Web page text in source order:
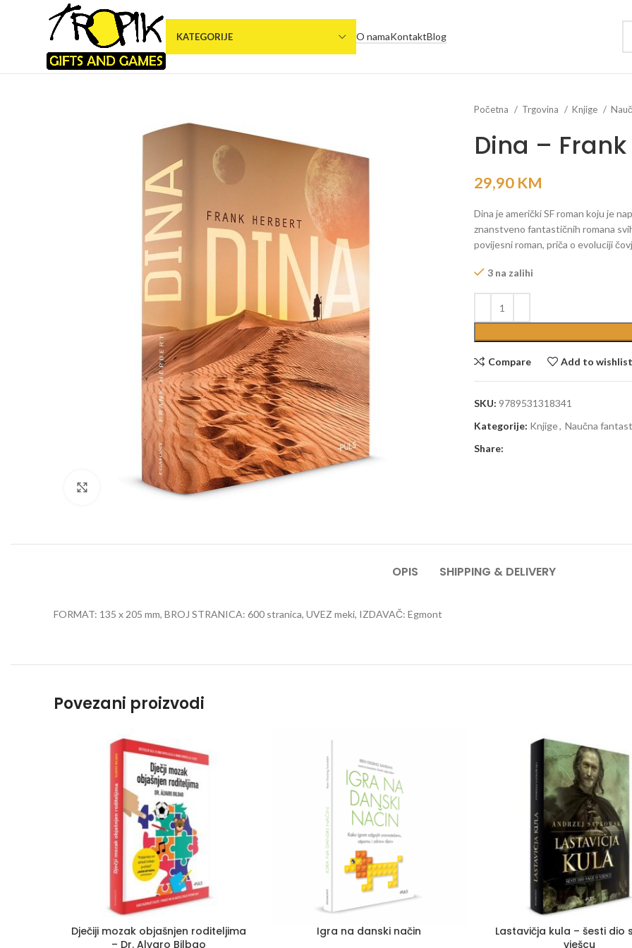
KATEGORIJE O namaKontaktBlog
Click to enlarge
Početna Trgovina Knjige
Dina –
29,90 KM
Dina je američki SF roman koju je
znanstveno fantastičnih romana
povijesni roman, priča o evoluciji
3 na zalihi
Compare Add to wishlist
SKU: 9789531318341
Kategorije: Knjige, Naučna
Share:
OPIS SHIPPING & DELIVERY
FORMAT: 135 x 205 mm, BROJ STRANICA: 600 stranica, UVEZ meki, IZDAVAČ: Egmont
Povezani proizvodi
Dječiji mozak objašnjen roditeljima
– Dr. Alvaro Bilbao
Igra na danski način
Lastavičja kula – šesti dio
vješcu